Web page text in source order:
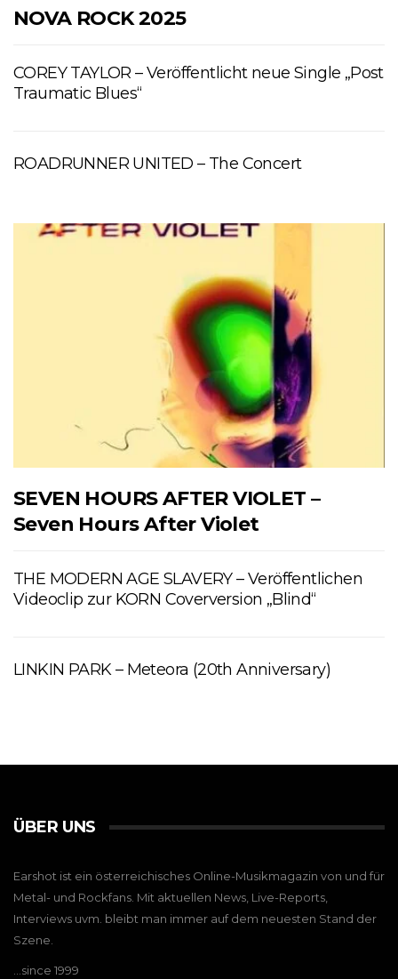
NOVA ROCK 2025
COREY TAYLOR – Veröffentlicht neue Single „Post
Traumatic Blues“
ROADRUNNER UNITED – The Concert
SEVEN HOURS AFTER VIOLET –
Seven Hours After Violet
THE MODERN AGE SLAVERY – Veröffentlichen
Videoclip zur KORN Coverversion „Blind“
LINKIN PARK – Meteora (20th Anniversary)
ÜBER UNS
Earshot ist ein österreichisches Online-Musikmagazin von und für
Metal- und Rockfans. Mit aktuellen News, Live-Reports,
Interviews uvm. bleibt man immer auf dem neuesten Stand der
Szene.
…since 1999